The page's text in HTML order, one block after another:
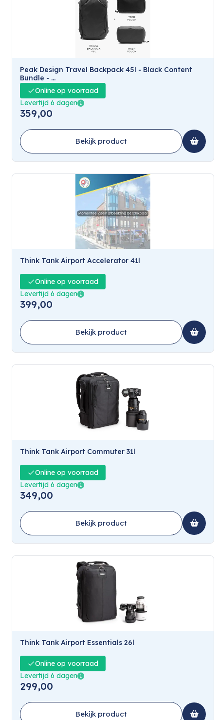
Peak Design Travel Backpack 45l - Black Content
Bundle - ...
Online op voorraad
Levertijd 6 dagen
359,00
Bekijk product
Think Tank Airport Accelerator 41l
Online op voorraad
Levertijd 6 dagen
399,00
Bekijk product
Think Tank Airport Commuter 31l
Online op voorraad
Levertijd 6 dagen
349,00
Bekijk product
Think Tank Airport Essentials 26l
Online op voorraad
Levertijd 6 dagen
299,00
Bekijk product